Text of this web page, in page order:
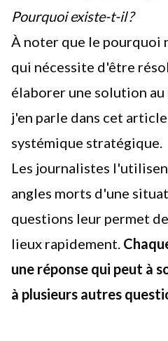
Pourquoi existe-t-il ?
À noter que le pourquoi
qui nécessite d'être
élaborer une solution au
j'en parle dans cet
systémique stratégique
Les journalistes
angles morts d'une
questions leur permet
lieux rapidement.
une réponse qui peut à
à plusieurs autres